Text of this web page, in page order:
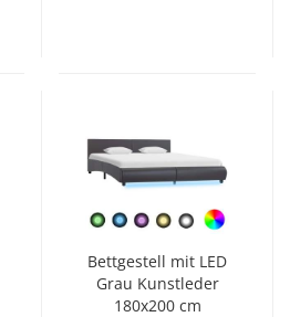
Bettgestell mit LED
Grau Kunstleder
180x200 cm